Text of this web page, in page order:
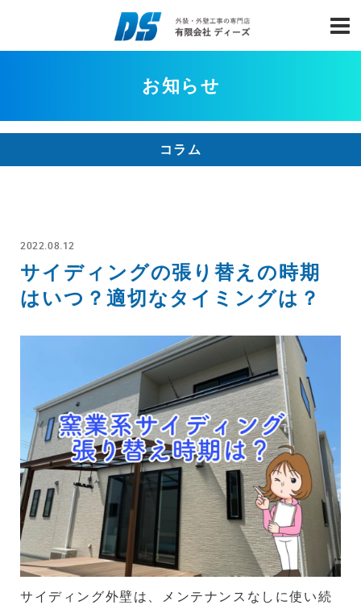
お知らせ
コラム
2022.08.12
サイディングの張り替えの時期
はいつ？適切なタイミングは？
サイディング外壁は、メンテナンスなしに使い続